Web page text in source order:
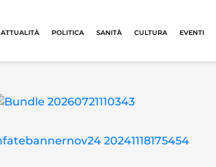
ATTUALITÀ POLITICA SANITÀ CULTURA EVENTI